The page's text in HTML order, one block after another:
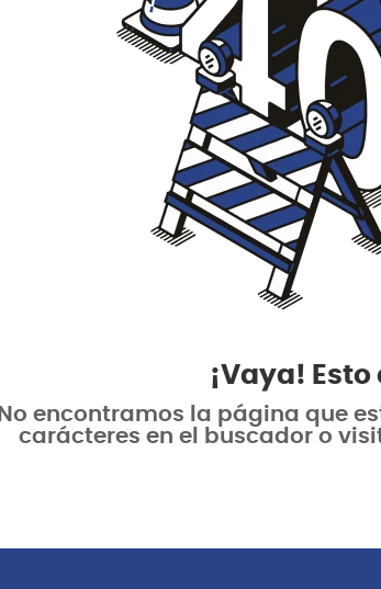
¡Vaya!
No encontramos la página que
carácteres en el buscador o